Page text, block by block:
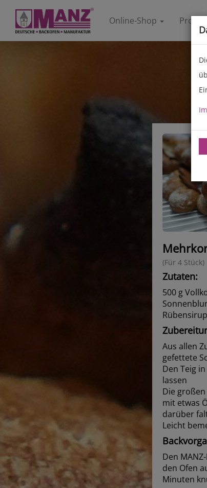
Online-Shop
(Für 4 Stück)
Zutaten:
500 g
Aus allen
gefettete
Den Teig
lassen
Die
mit etwas
darüber
Leicht
Den
den Ofen
Minuten